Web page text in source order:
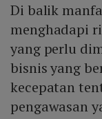
Di balik
menghadapi
yang perlu
bisnis yang
kecepatan
pengawasan